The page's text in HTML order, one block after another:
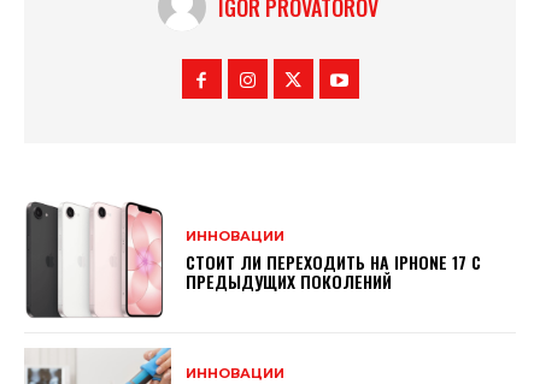
IGOR PROVATOROV
ИННОВАЦИИ
СТОИТ ЛИ ПЕРЕХОДИТЬ НА IPHONE 17 С
ПРЕДЫДУЩИХ ПОКОЛЕНИЙ
ИННОВАЦИИ